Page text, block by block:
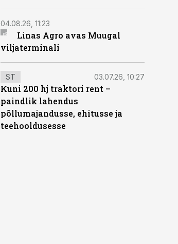
04.08.26, 11:23
Linas Agro avas Muugal
viljaterminali
ST 03.07.26, 10:27
Kuni 200 hj traktori rent –
paindlik lahendus
põllumajandusse, ehitusse ja
teehooldusesse